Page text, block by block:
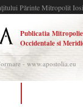
Părinte Mitropolit
Publicatia
Occidentale si
- www.apostolia.eu